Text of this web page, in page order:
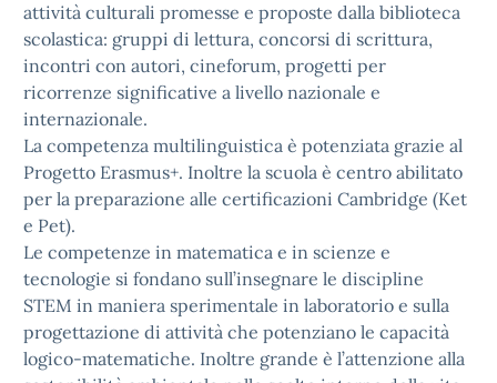
attività culturali promesse e proposte dalla biblioteca
scolastica: gruppi di lettura, concorsi di scrittura,
incontri con autori, cineforum, progetti per
ricorrenze significative a livello nazionale e
internazionale.
La competenza multilinguistica è potenziata grazie al
Progetto Erasmus+. Inoltre la scuola è centro abilitato
per la preparazione alle certificazioni Cambridge (Ket
e Pet).
Le competenze in matematica e in scienze e
tecnologie si fondano sull’insegnare le discipline
STEM in maniera sperimentale in laboratorio e sulla
progettazione di attività che potenziano le capacità
logico-matematiche. Inoltre grande è l’attenzione alla